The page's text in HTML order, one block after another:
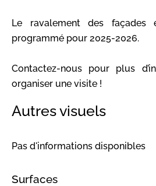
Le ravalement des façades
programmé pour 2025-2026.
Contactez-nous pour plus
organiser une visite !
Autres visuels
Pas d'informations disponibles
Surfaces